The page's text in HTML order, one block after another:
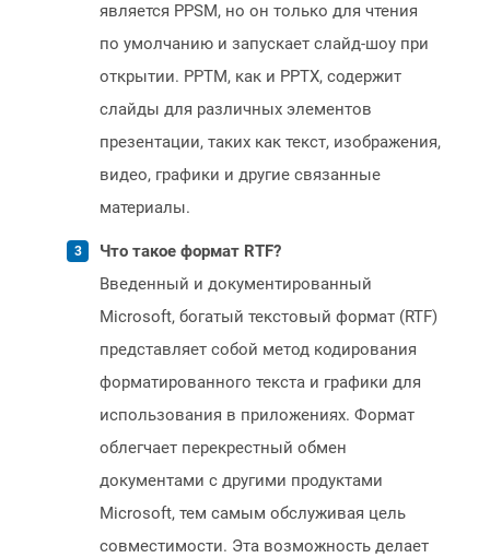
является PPSM, но он только для чтения
по умолчанию и запускает слайд-шоу при
открытии. PPTM, как и PPTX, содержит
слайды для различных элементов
презентации, таких как текст, изображения,
видео, графики и другие связанные
материалы.
Что такое формат RTF?
Введенный и документированный
Microsoft, богатый текстовый формат (RTF)
представляет собой метод кодирования
форматированного текста и графики для
использования в приложениях. Формат
облегчает перекрестный обмен
документами с другими продуктами
Microsoft, тем самым обслуживая цель
совместимости. Эта возможность делает